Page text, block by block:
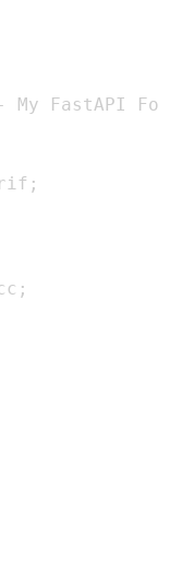
FastAPI
;
;